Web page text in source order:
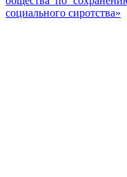
социального сиротства»